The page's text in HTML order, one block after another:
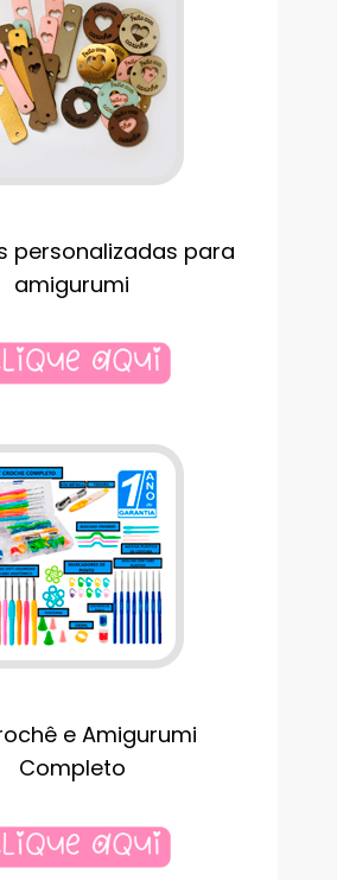
personalizadas para
amigurumi
e Amigurumi
Completo